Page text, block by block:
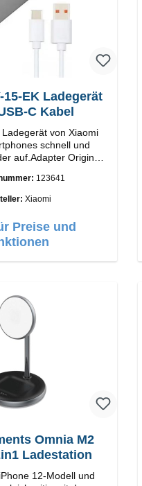
15-EK Ladegerät
C Kabel
von Xiaomi
schnell und
auf.Adapter Original
123641
Xiaomi
Preise und
Omnia M2
MagSafe 2in1 Ladestation
12-Modell und